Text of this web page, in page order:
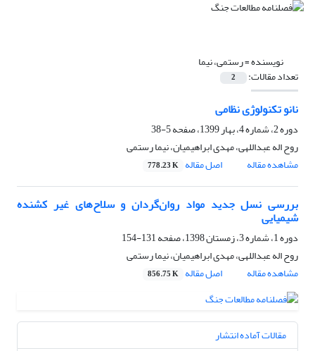
نویسنده =رستمی، نیما
تعداد مقالات: 2
نانو تکنولوژی نظامی
دوره 2، شماره 4، بهار 1399، صفحه
5-38
روح اله عبداللهی، مهدی ابراهیمیان، نیما رستمی
مشاهده مقاله
اصل مقاله 778.23 K
بررسی نسل جدید مواد روان‌گردان و سلاح‌های غیر کشنده
‌شیمیایی
دوره 1، شماره 3، زمستان 1398، صفحه
131-154
روح اله عبداللهی، مهدی ابراهیمیان، نیما رستمی
مشاهده مقاله
اصل مقاله 856.75 K
مقالات آماده انتشار